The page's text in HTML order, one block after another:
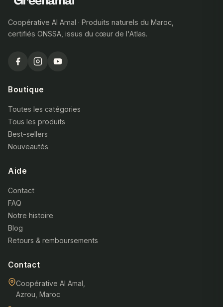
Coopérative Al Amal · Produits naturels du Maroc,
certifiés ONSSA, issus du cœur de l'Atlas.
Boutique
Toutes les catégories
Tous les produits
Best-sellers
Nouveautés
Aide
Contact
FAQ
Notre histoire
Blog
Retours & remboursements
Contact
Coopérative Al Amal,
Azrou, Maroc